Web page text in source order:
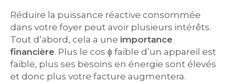
Réduire la puissance réactive consommée
dans votre foyer peut avoir plusieurs intérêts.
Tout d’abord, cela a une importance
financière. Plus le cos ϕ faible d’un appareil est
faible, plus ses besoins en énergie sont élevés
et donc plus votre facture augmentera.